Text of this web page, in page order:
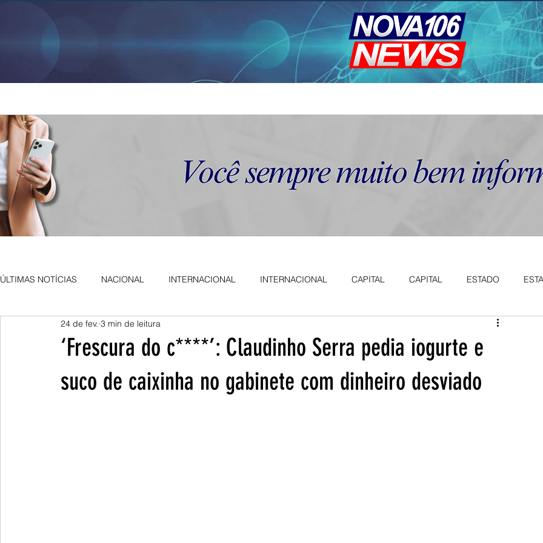
ÚLTIMAS NOTÍCIAS NACIONAL INTERNACIONAL INTERNACIONAL CAPITAL CAPITAL ESTADO
AGRO NEWS DESTAQUE
‘Frescura do c****’: Claudinho Serra pedia iogurte e
suco de caixinha no gabinete com dinheiro desviado
24 de fev. 3 min de leitura